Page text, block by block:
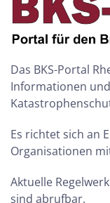
Das BKS-Portal
Informationen
Es richtet sich an
Organisationen
Aktuelle
sind abrufbar.